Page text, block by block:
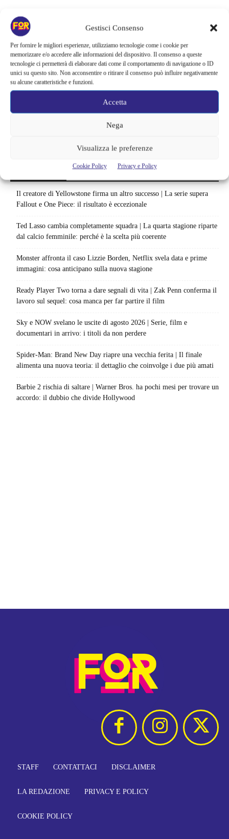
Gestisci Consenso
Per fornire le migliori esperienze, utilizziamo tecnologie come i cookie per
memorizzare e/o accedere alle informazioni del dispositivo. Il consenso a queste
tecnologie ci permetterà di elaborare dati come il comportamento di navigazione o ID
unici su questo sito. Non acconsentire o ritirare il consenso può influire negativamente
su alcune caratteristiche e funzioni.
Accetta
Nega
Visualizza le preferenze
Cookie Policy Privacy e Policy
Alessandra Chiaradia
Il creatore di Yellowstone firma un altro successo | La serie supera
Fallout e One Piece: il risultato è eccezionale
Ted Lasso cambia completamente squadra | La quarta stagione riparte
dal calcio femminile: perché è la scelta più coerente
Monster affronta il caso Lizzie Borden, Netflix svela data e prime
immagini: cosa anticipano sulla nuova stagione
Ready Player Two torna a dare segnali di vita | Zak Penn conferma il
lavoro sul sequel: cosa manca per far partire il film
Sky e NOW svelano le uscite di agosto 2026 | Serie, film e
documentari in arrivo: i titoli da non perdere
Spider-Man: Brand New Day riapre una vecchia ferita | Il finale
alimenta una nuova teoria: il dettaglio che coinvolge i due più amati
Barbie 2 rischia di saltare | Warner Bros. ha pochi mesi per trovare un
accordo: il dubbio che divide Hollywood
STAFF CONTATTACI DISCLAIMER
LA REDAZIONE PRIVACY E POLICY
COOKIE POLICY